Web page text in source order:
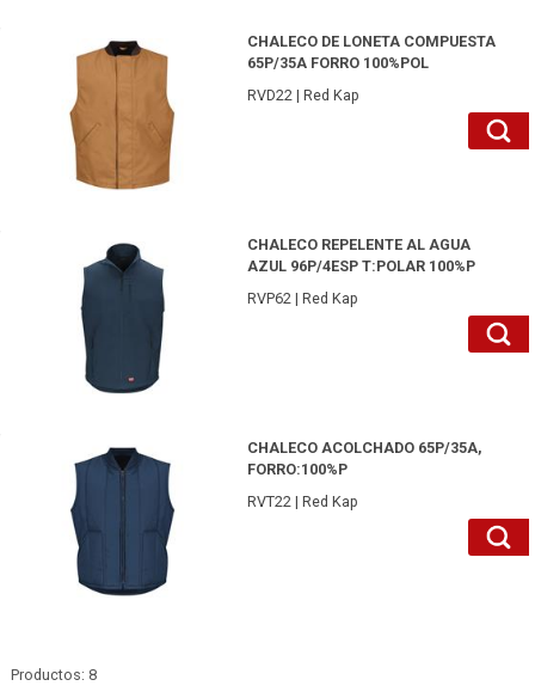
CHALECO DE LONETA COMPUESTA
65P/35A FORRO 100%POL
RVD22 | Red Kap
CHALECO REPELENTE AL AGUA
AZUL 96P/4ESP T:POLAR 100%P
RVP62 | Red Kap
CHALECO ACOLCHADO 65P/35A,
FORRO:100%P
RVT22 | Red Kap
Productos: 8